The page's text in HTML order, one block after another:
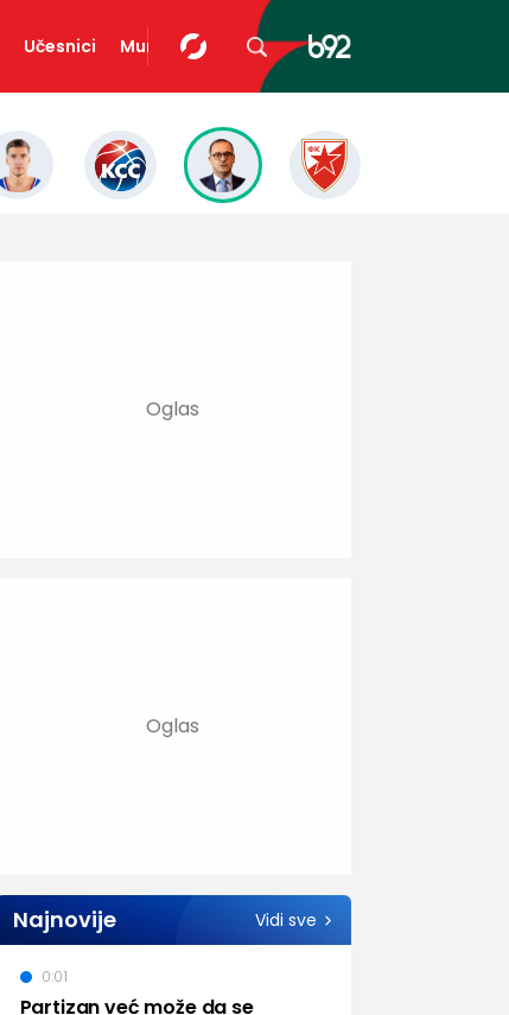
Učesnici Mundopedija
Najnovije Vidi sve
Partizan već može da se
0:01